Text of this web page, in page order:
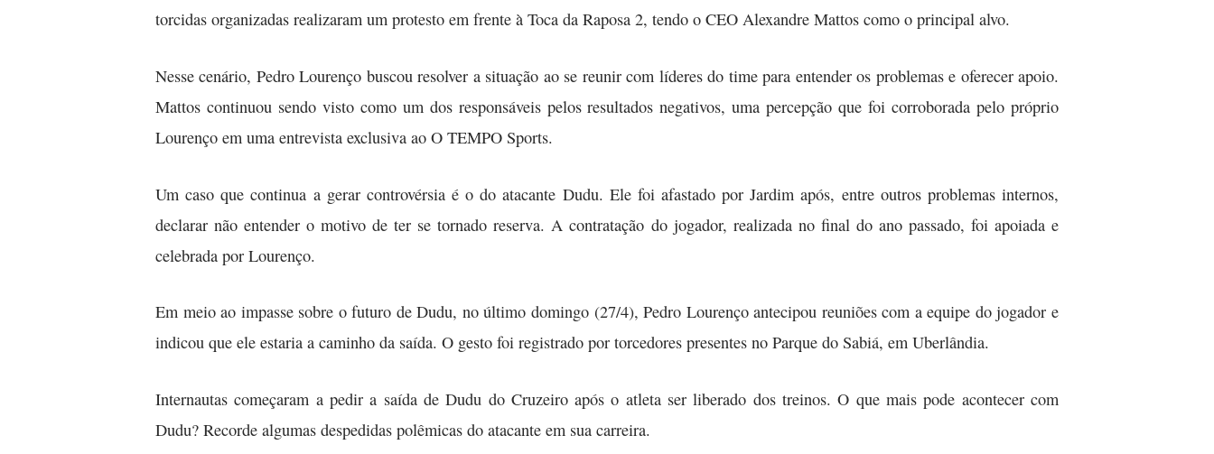
torcidas organizadas realizaram um protesto em frente à Toca da Raposa 2, tendo o CEO Alexandre Mattos como o principal alvo.
Nesse cenário, Pedro Lourenço buscou resolver a situação ao se reunir com líderes do time para entender os problemas e oferecer apoio.
Mattos continuou sendo visto como um dos responsáveis pelos resultados negativos, uma percepção que foi corroborada pelo próprio
Lourenço em uma entrevista exclusiva ao O TEMPO Sports.
Um caso que continua a gerar controvérsia é o do atacante Dudu. Ele foi afastado por Jardim após, entre outros problemas internos,
declarar não entender o motivo de ter se tornado reserva. A contratação do jogador, realizada no final do ano passado, foi apoiada e
celebrada por Lourenço.
Em meio ao impasse sobre o futuro de Dudu, no último domingo (27/4), Pedro Lourenço antecipou reuniões com a equipe do jogador e
indicou que ele estaria a caminho da saída. O gesto foi registrado por torcedores presentes no Parque do Sabiá, em Uberlândia.
Internautas começaram a pedir a saída de Dudu do Cruzeiro após o atleta ser liberado dos treinos. O que mais pode acontecer com
Dudu? Recorde algumas despedidas polêmicas do atacante em sua carreira.